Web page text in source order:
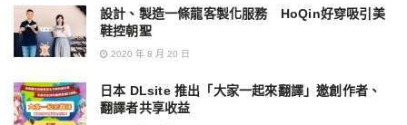
設計、製造一條龍客製化服務 HoQin好穿吸引美
鞋控朝聖
2020 年 8 月 20 日
日本 DLsite 推出「大家一起來翻譯」邀創作者、
翻譯者共享收益